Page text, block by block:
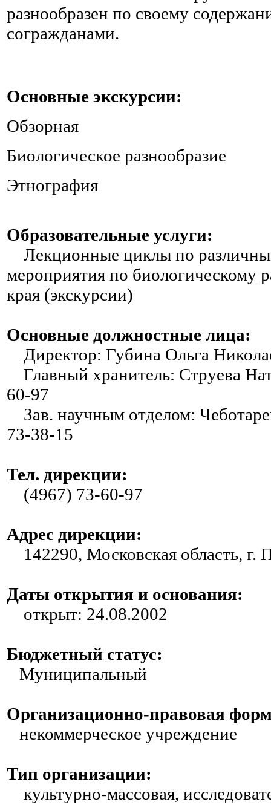
разнообразен по своему
согражданами.
Основные экскурсии:
Обзорная
Биологическое разнообразие
Этнография
Образовательные услуги:
Лекционные циклы по
мероприятия по биологическому
края (экскурсии)
Основные должностные лица:
Директор: Губина Ольга
Главный хранитель: Струева
60-97
Зав. научным отделом:
73-38-15
Тел. дирекции:
(4967) 73-60-97
Адрес дирекции:
142290, Московская область,
Даты открытия и основания:
открыт: 24.08.2002
Бюджетный статус:
Муниципальный
Организационно-правовая
некоммерческое учреждение
Тип организации:
культурно-массовая,